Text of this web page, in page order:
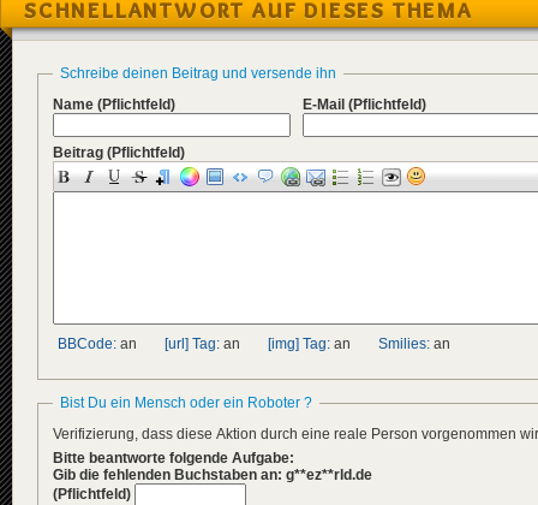
SCHNELLANTWORT AUF DIESES THEMA
Schreibe deinen Beitrag und versende ihn
Name (Pflichtfeld) E-Mail (Pflichtfeld)
Beitrag (Pflichtfeld)
BBCode: an [url] Tag: an [img] Tag: an Smilies: an
Bist Du ein Mensch oder ein Roboter ?
Verifizierung, dass diese Aktion durch eine reale Person vorgenommen
Bitte beantworte folgende Aufgabe:
Gib die fehlenden Buchstaben an: g**ez**rld.de
(Pflichtfeld)